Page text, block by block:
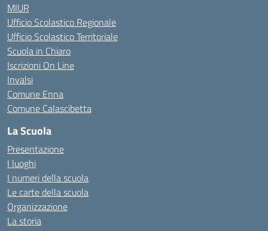
MIUR
Ufficio Scolastico Regionale
Ufficio Scolastico Territoriale
Scuola in Chiaro
Iscrizioni On Line
Invalsi
Comune Enna
Comune Calascibetta
La Scuola
Presentazione
I luoghi
I numeri della scuola
Le carte della scuola
Organizzazione
La storia